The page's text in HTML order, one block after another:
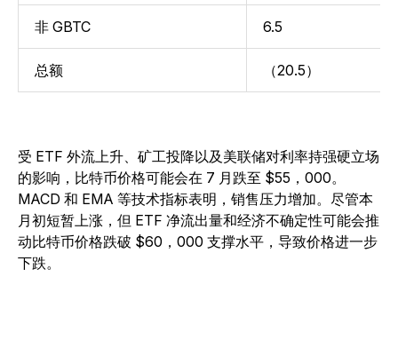
非 GBTC 6.5
总额 （20.5）
受 ETF 外流上升、矿工投降以及美联储对利率持强硬立场
的影响，比特币价格可能会在 7 月跌至 $55，000。
MACD 和 EMA 等技术指标表明，销售压力增加。尽管本
月初短暂上涨，但 ETF 净流出量和经济不确定性可能会推
动比特币价格跌破 $60，000 支撑水平，导致价格进一步
下跌。